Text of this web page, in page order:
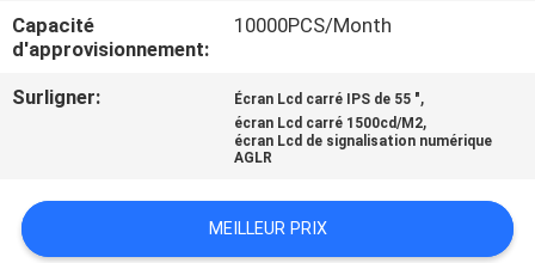
CONTACTEZ-
NOUS
UNE
CITATION
Capacité
d'approvisionnement:
10000PCS/Month
Surligner: Écran Lcd carré IPS de 55 ",
écran Lcd carré 1500cd/M2,
écran Lcd de signalisation numérique
AGLR
MEILLEUR PRIX